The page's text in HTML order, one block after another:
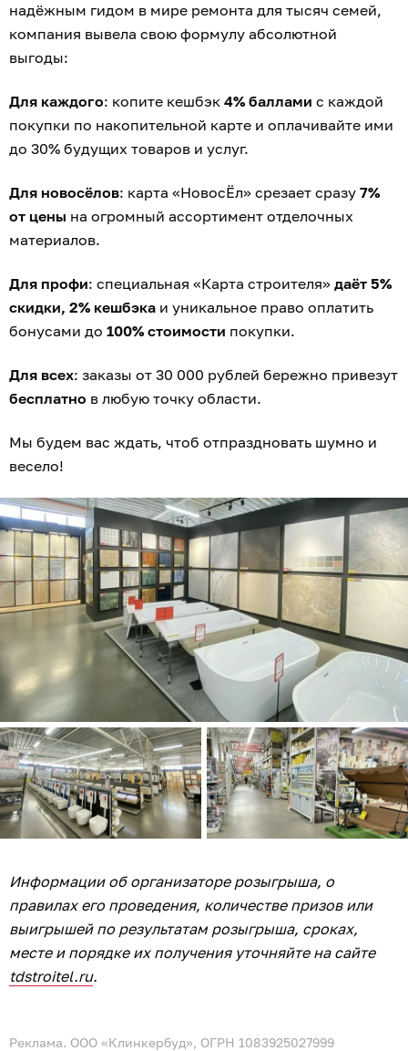
надёжным гидом в мире ремонта для тысяч семей,
компания вывела свою формулу абсолютной
выгоды:
Для каждого: копите кешбэк 4% баллами с каждой
покупки по накопительной карте и оплачивайте ими
до 30% будущих товаров и услуг.
Для новосёлов: карта «НовосЁл» срезает сразу 7%
от цены на огромный ассортимент отделочных
материалов.
Для профи: специальная «Карта строителя» даёт 5%
скидки, 2% кешбэка и уникальное право оплатить
бонусами до 100% стоимости покупки.
Для всех: заказы от 30 000 рублей бережно привезут
бесплатно в любую точку области.
Мы будем вас ждать, чтоб отпраздновать шумно и
весело!
Информации об организаторе розыгрыша, о
правилах его проведения, количестве призов или
выигрышей по результатам розыгрыша, сроках,
месте и порядке их получения уточняйте на сайте
tdstroitel.ru.
Реклама. ООО «Клинкербуд», ОГРН 1083925027999